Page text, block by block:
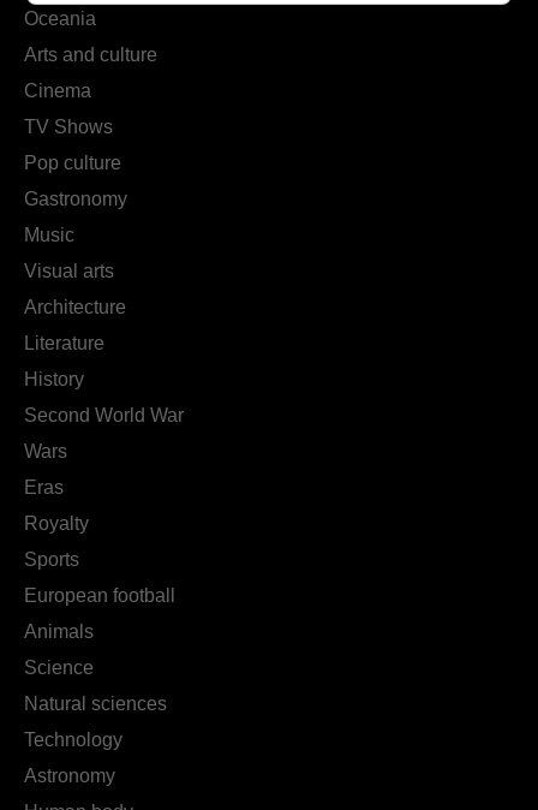
Oceania
Arts and culture
Cinema
TV Shows
Pop culture
Gastronomy
Music
Visual arts
Architecture
Literature
History
Second World War
Wars
Eras
Royalty
Sports
European football
Animals
Science
Natural sciences
Technology
Astronomy